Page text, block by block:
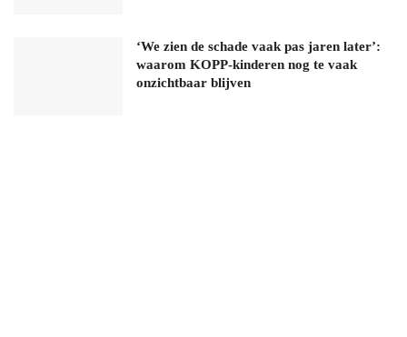
‘We zien de schade vaak pas jaren later’:
waarom KOPP-kinderen nog te vaak
onzichtbaar blijven